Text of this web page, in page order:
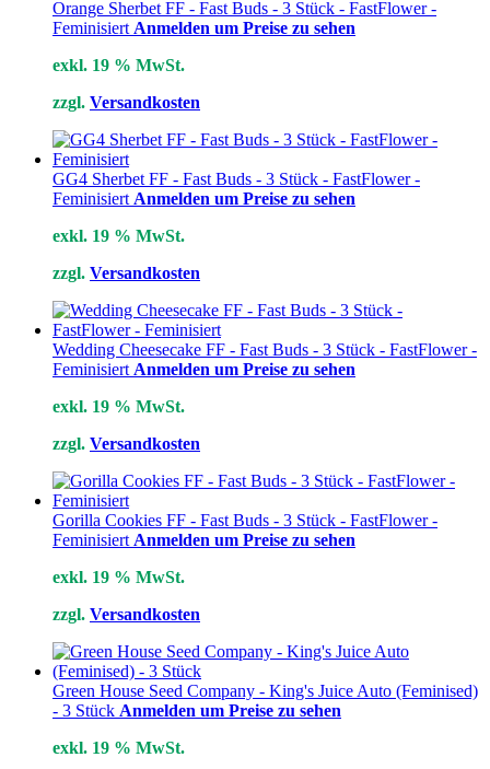
Orange Sherbet FF - Fast Buds - 3 Stück - FastFlower -
Feminisiert Anmelden um Preise zu sehen
exkl. 19 % MwSt.
zzgl. Versandkosten
GG4 Sherbet FF - Fast Buds - 3 Stück - FastFlower -
Feminisiert Anmelden um Preise zu sehen
exkl. 19 % MwSt.
zzgl. Versandkosten
Wedding Cheesecake FF - Fast Buds - 3 Stück - FastFlower -
Feminisiert Anmelden um Preise zu sehen
exkl. 19 % MwSt.
zzgl. Versandkosten
Gorilla Cookies FF - Fast Buds - 3 Stück - FastFlower -
Feminisiert Anmelden um Preise zu sehen
exkl. 19 % MwSt.
zzgl. Versandkosten
Green House Seed Company - King's Juice Auto (Feminised)
- 3 Stück Anmelden um Preise zu sehen
exkl. 19 % MwSt.